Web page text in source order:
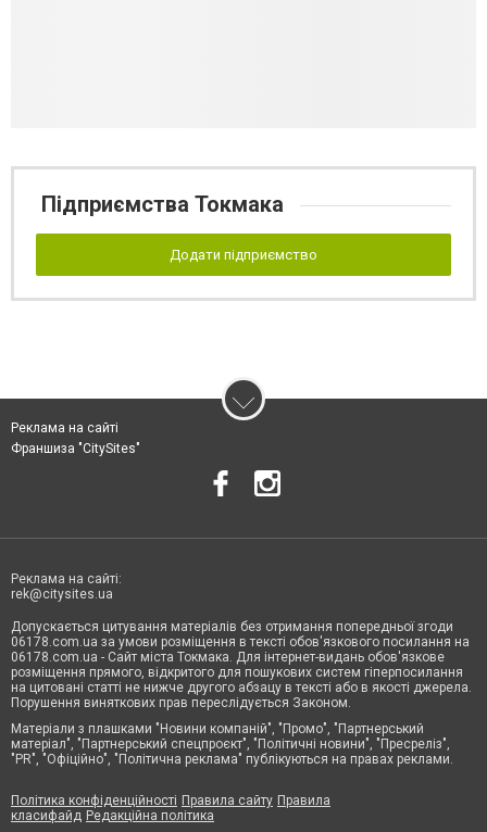
Підприємства Токмака
Додати підприємство
Реклама на сайті
Франшиза "CitySites"
Реклама на сайті:
rek@citysites.ua
Допускається цитування матеріалів без отримання попередньої згоди
06178.com.ua за умови розміщення в тексті обов'язкового посилання на
06178.com.ua - Сайт міста Токмака. Для інтернет-видань обов'язкове
розміщення прямого, відкритого для пошукових систем гіперпосилання
на цитовані статті не нижче другого абзацу в тексті або в якості джерела.
Порушення виняткових прав переслідується Законом.
Матеріали з плашками "Новини компаній", "Промо", "Партнерський
матеріал", "Партнерський спецпроєкт", "Політичні новини", "Пресреліз",
"PR", "Офіційно", "Політична реклама" публікуються на правах реклами.
Політика конфіденційності Правила сайту Правила
класифайд Редакційна політика